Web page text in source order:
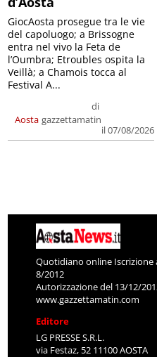
Aosta
di
gazzettamatin
il 07/08/2026
GiocAosta prosegue tra le vie
del capoluogo; a Brissogne
entra nel vivo la Feta de
l’Oumbra; Etroubles ospita la
Veillà; a Chamois tocca al
Festival A...
Quotidiano online Iscrizione
8/2012
Autorizzazione del 13/12/
www.gazzettamatin.com
Editore
LG PRESSE S.R.L.
via Festaz, 52 11100 AOSTA